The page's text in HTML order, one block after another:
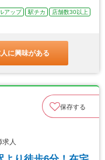
アップ 駅チカ
店舗数30以上
に興味がある
保存する
人